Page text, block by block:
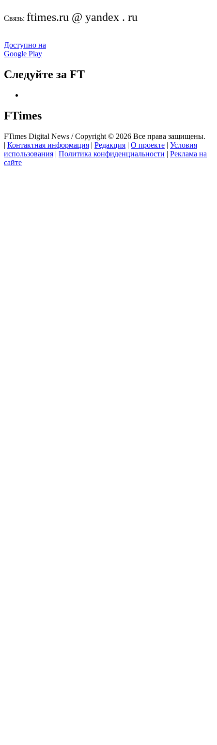
Связь: ftimes.ru @ yandex . ru
Доступно на
Google Play
Следуйте за FT
FTimes
FTimes Digital News / Copyright © 2026 Все права защищены.
| Контактная информация | Редакция | О проекте | Условия
использования | Политика конфиденциальности | Реклама на
сайте